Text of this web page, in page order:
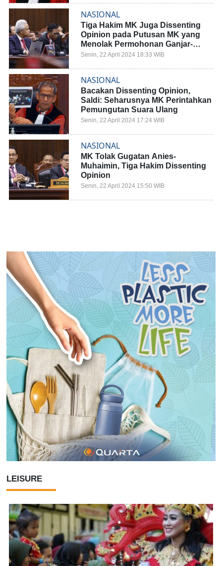
LEISURE
NASIONAL
Tiga Hakim MK Juga Dissenting
Opinion pada Putusan MK yang
Menolak Permohonan Ganjar-
Mahfud
Senin, 22 April 2024 18:33 WIB
NASIONAL
Bacakan Dissenting Opinion,
Saldi: Seharusnya MK Perintahkan
Pemungutan Suara Ulang
Senin, 22 April 2024 17:24 WIB
NASIONAL
MK Tolak Gugatan Anies-
Muhaimin, Tiga Hakim Dissenting
Opinion
Senin, 22 April 2024 15:50 WIB